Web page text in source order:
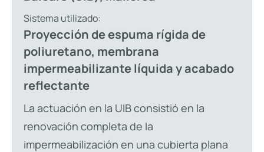
Sistema utilizado:
Proyección de espuma rígida de
poliuretano, membrana
impermeabilizante líquida y acabado
reflectante
La actuación en la UIB consistió en la
renovación completa de la
impermeabilización en una cubierta plana